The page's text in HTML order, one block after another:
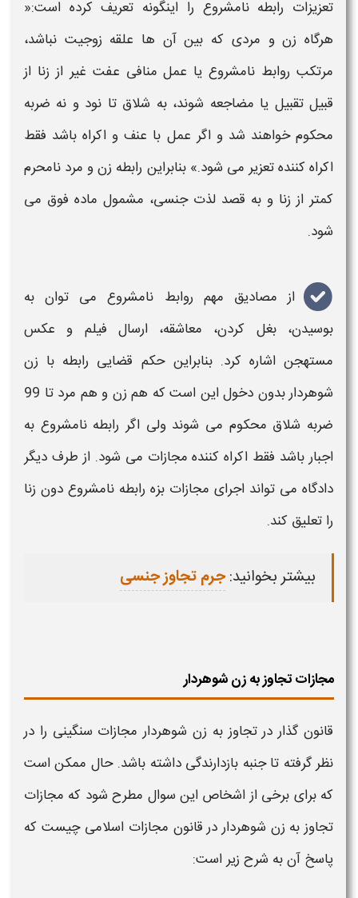
تعزیزات رابطه نامشروع را اینگونه تعریف کرده است:«
هرگاه زن و مردی که بین آن ها علقه زوجیت نباشد،
مرتکب روابط نامشروع یا عمل منافی عفت غیر از زنا از
قبیل تقبیل یا مضاجعه ‌شوند، به شلاق تا نود و نه ضربه
محکوم خواهند شد و اگر عمل با عنف و اکراه باشد فقط
اکراه کننده تعزیر می ‌شود.» بنابراین رابطه زن و مرد نامحرم
کمتر از زنا و به قصد لذت جنسی، مشمول ماده فوق می
شود.
از مصادیق مهم روابط نامشروع می توان به
بوسیدن، بغل کردن، معاشقه، ارسال فیلم و عکس
مستهجن اشاره کرد. بنابراینحکم قضایی رابطه با زن
شوهردار
بدون دخول این است که هم زن و هم مرد تا 99
ضربه شلاق محکوم می شوند ولی اگر رابطه نامشروع به
اجبار باشد فقط اکراه کننده مجازات می شود. از طرف دیگر
دادگاه می تواند اجرای مجازات بزه رابطه نامشروع دون زنا
را تعلیق کند.
بیشتر بخوانید:جرم تجاوز جنسی
مجازات تجاوز به زن شوهردار
قانون گذار درتجاوز به زن شوهردار مجازات سنگینی را در
نظر گرفته تا جنبه بازدارندگی داشته باشد. حال ممکن است
که برای برخی از اشخاص این سوال مطرح شود که مجازات
تجاوز به زن شوهرداردرقانون مجازات اسلامی چیست که
پاسخ آن به شرح زیر است: